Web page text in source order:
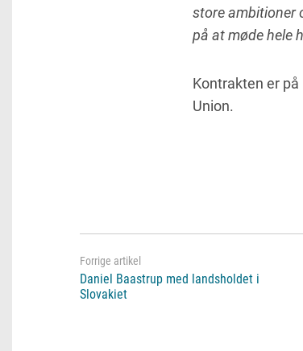
store ambitioner
på at møde hele
Kontrakten er
Union.
Daniel Baastrup med landsholdet i
Slovakiet